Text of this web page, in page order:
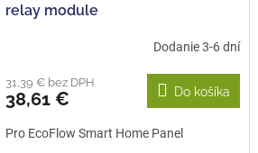
relay module
Dodanie 3-6 dní
31,39 € bez DPH
38,61 € Do košíka
Pro EcoFlow Smart Home Panel